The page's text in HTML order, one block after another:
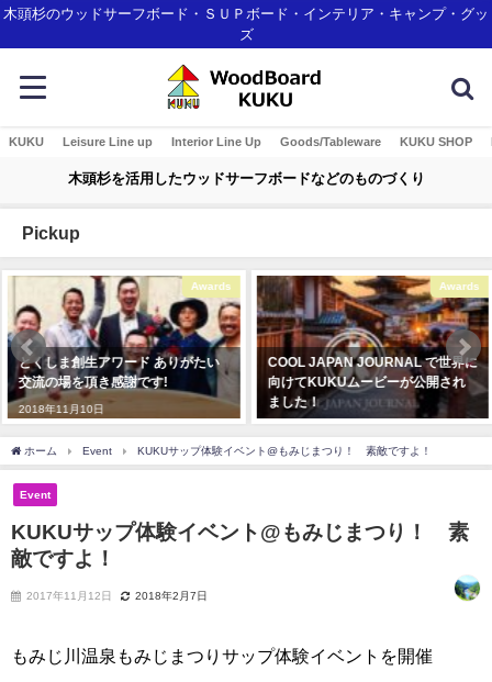
木頭杉のウッドサーフボード・ＳＵＰボード・インテリア・キャンプ・グッ
ズ
KUKU Leisure Line up Interior Line Up Goods/Tableware KUKU SHOP
木頭杉を活用したウッドサーフボードなどのものづくり
Pickup
Awards
とくしま創生アワード ありがたい
交流の場を頂き感謝です!
2018年11月10日
Awards
COOL JAPAN JOURNAL で世界に
向けてKUKUムービーが公開され
ました！
ホーム Event KUKUサップ体験イベント@もみじまつり！ 素敵ですよ！
Event
KUKUサップ体験イベント@もみじまつり！ 素
敵ですよ！
2017年11月12日 2018年2月7日
もみじ川温泉もみじまつりサップ体験イベントを開催